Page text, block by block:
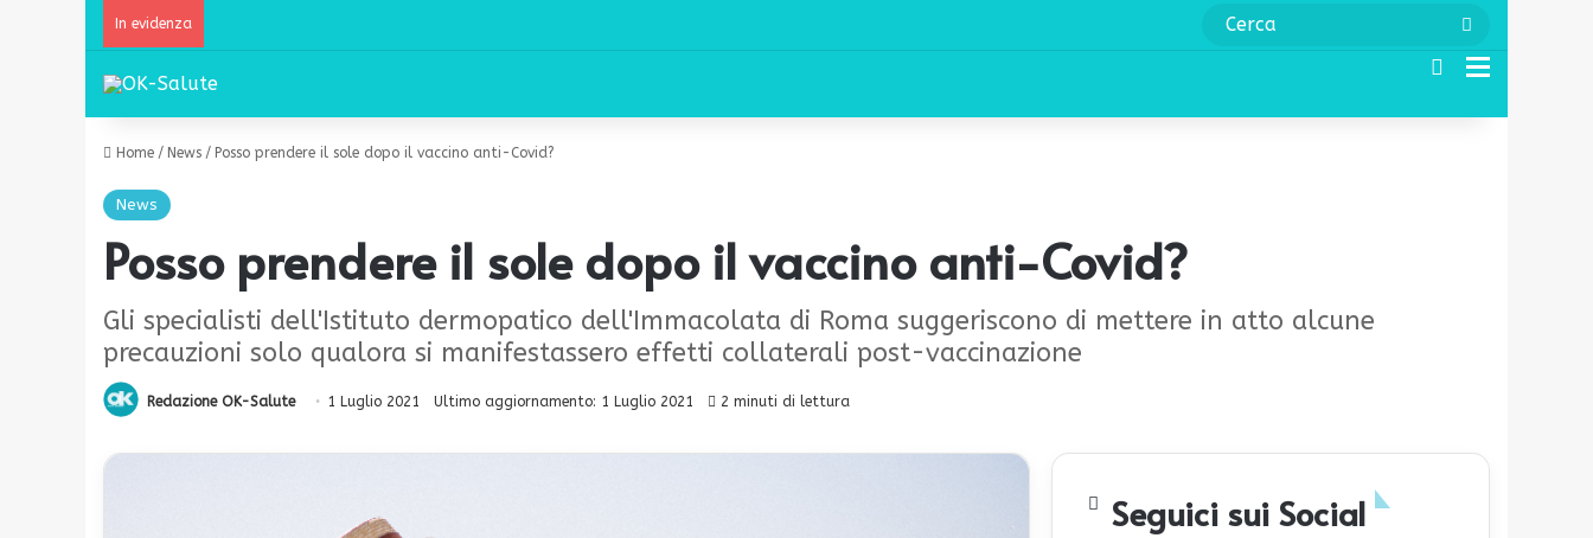
In evidenza
Cerca
Home / News / Posso prendere il sole dopo il vaccino anti-Covid?
News
Posso prendere il sole dopo il vaccino anti-Covid?
Gli specialisti dell'Istituto dermopatico dell'Immacolata di Roma suggeriscono di mettere in atto alcune
precauzioni solo qualora si manifestassero effetti collaterali post-vaccinazione
Redazione OK-Salute 1 Luglio 2021 Ultimo aggiornamento: 1 Luglio 2021 2 minuti di lettura
Seguici sui Social